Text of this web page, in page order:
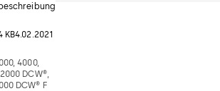
KB4.02.2021
4000,
DCW®,
DCW® F